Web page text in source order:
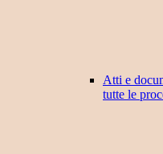
Atti e
tutte le